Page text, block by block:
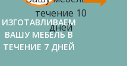
ИЗГОТАВЛИВАЕМ
ВАШУ МЕБЕЛЬ В
ТЕЧЕНИЕ 7 ДНЕЙ